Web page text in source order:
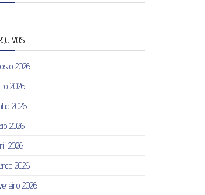
2026
2026
2026
2026
2026
2026
2026